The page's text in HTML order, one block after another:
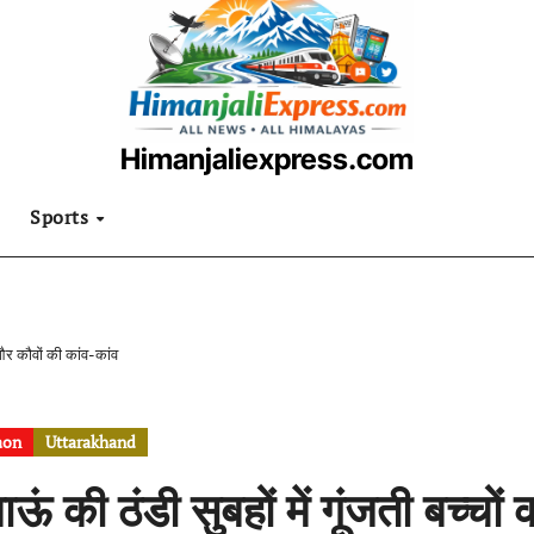
Himanjaliexpress.com
Sports
कौवों की कांव-कांव
Uttarakhand
की ठंडी सुबहों में गूंजती बच्चों